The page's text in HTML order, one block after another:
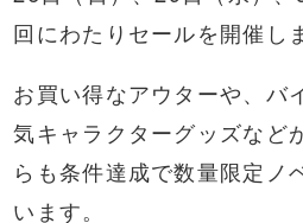
回にわたりセールを開催し
お買い得なアウターや、バ
気キャラクターグッズなど
らも条件達成で数量限定ノ
います。